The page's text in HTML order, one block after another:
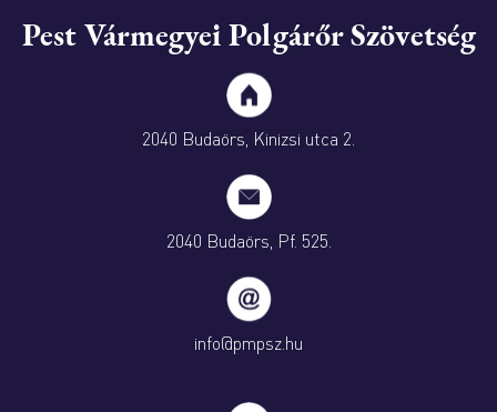
Pest Vármegyei Polgárőr Szövetség
2040 Budaörs, Kinizsi utca 2.
2040 Budaörs, Pf. 525.
info@pmpsz.hu